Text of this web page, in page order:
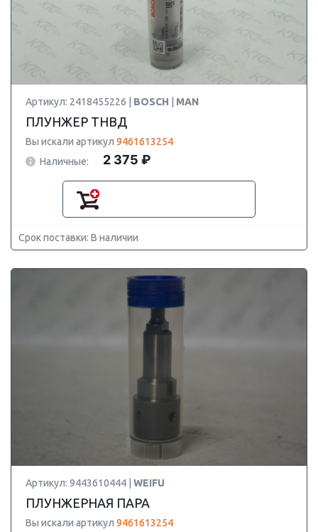
Артикул: 2418455226 | BOSCH MAN
ПЛУНЖЕР ТНВД
Вы искали артикул 9461613254
Наличные:
2 375 ₽
Срок поставки: В наличии
Артикул: 9443610444 | WEIFU
ПЛУНЖЕРНАЯ ПАРА
Вы искали артикул 9461613254